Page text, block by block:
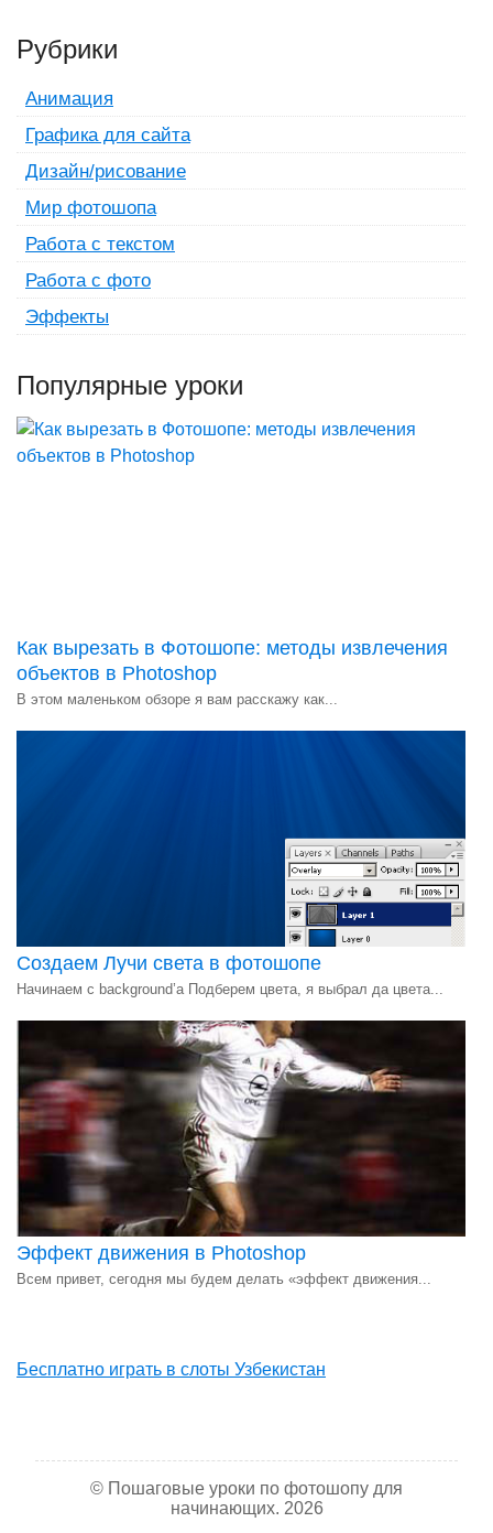
Рубрики
Анимация
Графика для сайта
Дизайн/рисование
Мир фотошопа
Работа с текстом
Работа с фото
Эффекты
Популярные уроки
Как вырезать в Фотошопе: методы извлечения
объектов в Photoshop
В этом маленьком обзоре я вам расскажу как...
Создаем Лучи света в фотошопе
Начинаем с background’а Подберем цвета, я выбрал да цвета...
Эффект движения в Photoshop
Всем привет, сегодня мы будем делать «эффект движения...
Бесплатно играть в слоты Узбекистан
© Пошаговые уроки по фотошопу для
начинающих. 2026